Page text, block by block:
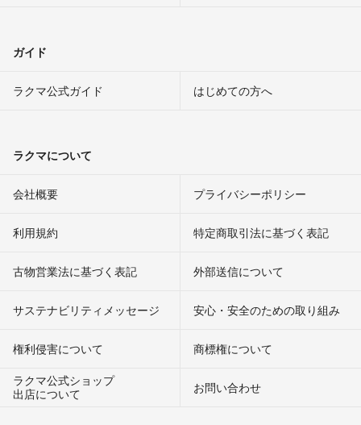
ガイド
ラクマ公式ガイド はじめての方へ
ラクマについて
会社概要 プライバシーポリシー
利用規約 特定商取引法に基づく表記
古物営業法に基づく表記 外部送信について
サステナビリティメッセージ 安心・安全のための取り組み
権利侵害について
商標権について
ラクマ公式ショップ
出店について
お問い合わせ